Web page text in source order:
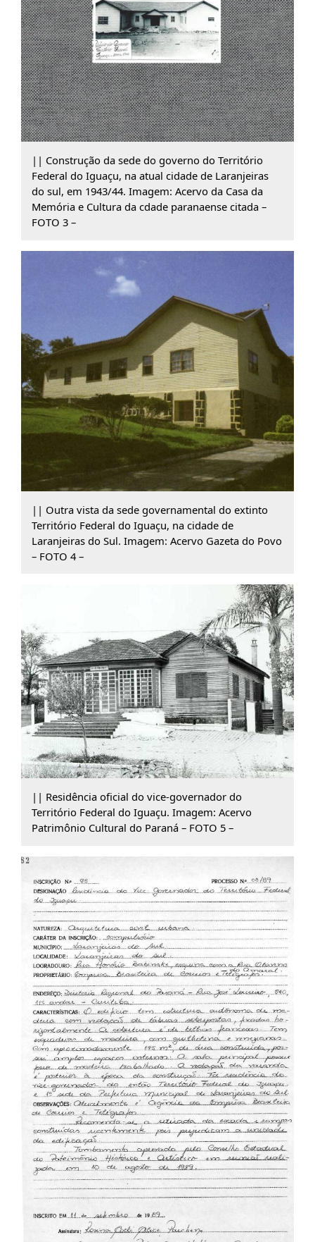
|| Construção da sede do governo do Território
Federal do Iguaçu, na atual cidade de Laranjeiras
do sul, em 1943/44. Imagem: Acervo da Casa da
Memória e Cultura da cdade paranaense citada –
FOTO 3 –
|| Outra vista da sede governamental do extinto
Território Federal do Iguaçu, na cidade de
Laranjeiras do Sul. Imagem: Acervo Gazeta do Povo
– FOTO 4 –
|| Residência oficial do vice-governador do
Território Federal do Iguaçu. Imagem: Acervo
Patrimônio Cultural do Paraná – FOTO 5 –